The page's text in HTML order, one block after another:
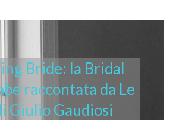
Bride: la Bridal
raccontata da Le
Giulio Gaudiosi